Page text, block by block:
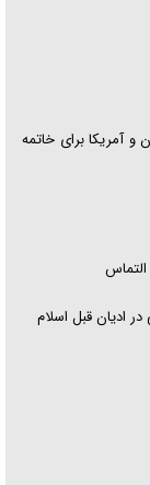
و آمریکا برای خاتمه
ادیان قبل اسلام